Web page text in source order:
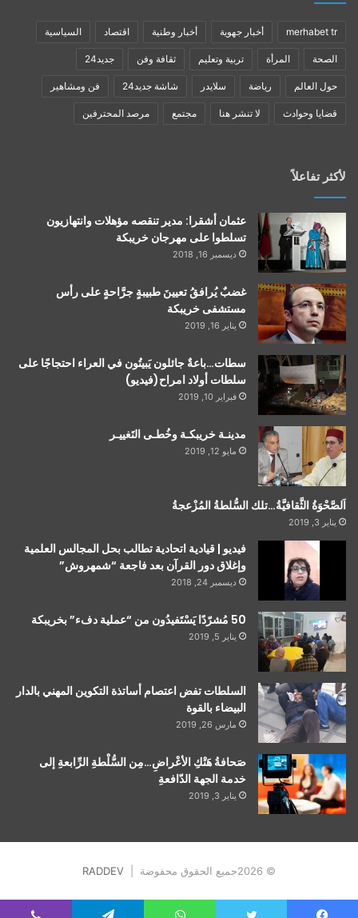
merhabet tr أخبار جهوية أخبار وطنية اقتصاد السياسية
الصحة المرأة تربية وتعليم ثقافة وفن جديد24
حول العالم رياضة سلايدر شاشة جديد24 فن ومشاهير
قضايا وحوادث لا تنشر هنا مجتمع مرصد المحترفين
لأكثر تفاعلاً
عثمان أشقرا: مدير تنقصه مؤهلات وانتهازيون
تسلطوا على مهرجان خريبكة
ديسمبر 16, 2018
غضبٌ يُرافقُ تعيينَ طبيبةٍ جرَّاحةٍ على رأس
مستشفى خريبكة
يناير 16, 2019
سطات…باعةٌ جائلون يَبيتُون في العراء احتجاجًا على
سلطات أولاد امراح(فيديو)
فبراير 10, 2019
مدينـة خريبكـة وخُطـى التَغييـر
مايو 12, 2019
اَلصَّحْوَةُ الثَّقافيَّةُ…تلك السُّلطةُ المُزْعجةُ
يناير 3, 2019
فيديو | قيادية اتحادية تطالب بحل المجالس العلمية
وإغلاق دور القرآن بعد فاجعة “شمهروش”
ديسمبر 24, 2018
50 مُشرّدًا يَسْتَفيدُون من “عملية دفء” بخريبكة
يناير 5, 2019
السلطات تفض اعتصام أساتذة التكوين المهني بالدار
البيضاء بالقوة
مارس 26, 2019
صَحافةُ هَتْكِ الأعْراضِ…مِن السُّلْطةِ الرِّابعةِ إلى
خدمة الجهة الدّافعةِ
يناير 3, 2019
© 2026جميع الحقوق محفوضة | RADDEV